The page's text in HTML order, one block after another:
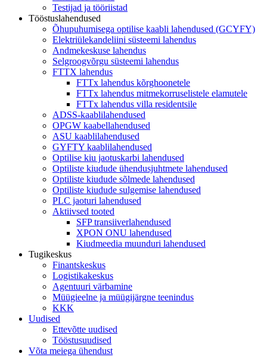
Testijad ja tööriistad
Tööstuslahendused
Õhupuhumisega optilise kaabli lahendused (GCYFY)
Elektriülekandeliini süsteemi lahendus
Andmekeskuse lahendus
Selgroogvõrgu süsteemi lahendus
FTTX lahendus
FTTx lahendus kõrghoonetele
FTTx lahendus mitmekorruselistele elamutele
FTTx lahendus villa residentsile
ADSS-kaablilahendused
OPGW kaabellahendused
ASU kaablilahendused
GYFTY kaablilahendused
Optilise kiu jaotuskarbi lahendused
Optiliste kiudude ühendusjuhtmete lahendused
Optiliste kiudude sõlmede lahendused
Optiliste kiudude sulgemise lahendused
PLC jaoturi lahendused
Aktiivsed tooted
SFP transiiverlahendused
XPON ONU lahendused
Kiudmeedia muunduri lahendused
Tugikeskus
Finantskeskus
Logistikakeskus
Agentuuri värbamine
Müügieelne ja müügijärgne teenindus
KKK
Uudised
Ettevõtte uudised
Tööstusuudised
Võta meiega ühendust